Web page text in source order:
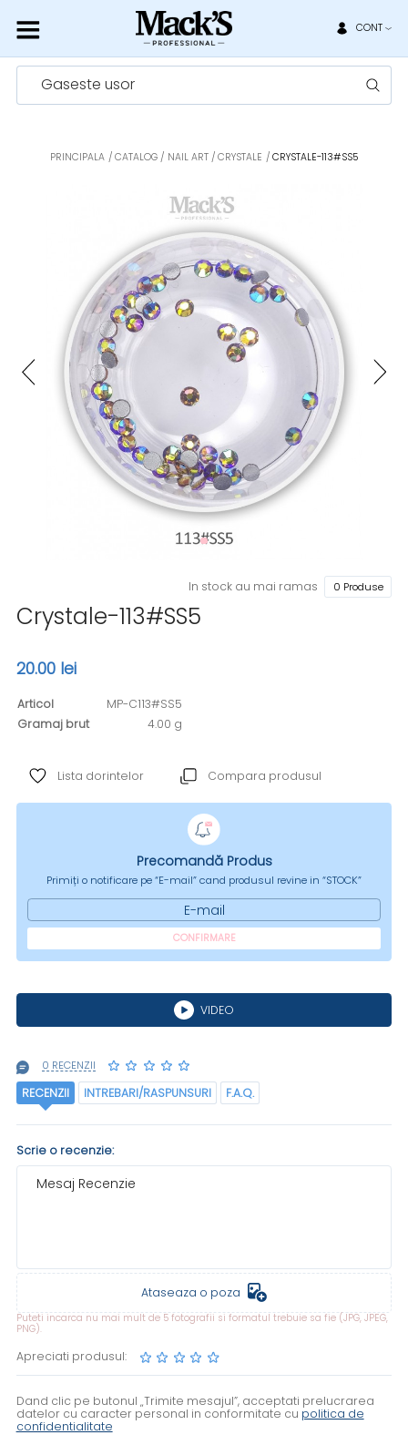
CONT
Gaseste usor
PRINCIPALA CATALOG NAIL ART CRYSTALE CRYSTALE-113#SS5
In stock au mai ramas 0 Produse
Crystale-113#SS5
20.00 lei
Articol
MP-C113#SS5
Gramaj brut
4.00 g
Lista dorintelor Compara produsul
Precomandă Produs
Primiți o notificare pe “E-mail” cand produsul revine in “STOCK”
E-mail
CONFIRMARE
VIDEO
0 RECENZII
RECENZII INTREBARI/RASPUNSURI F.A.Q.
Scrie o recenzie:
Mesaj Recenzie
Ataseaza o poza
Puteti incarca nu mai mult de 5 fotografii si formatul trebuie sa fie (JPG, JPEG,
PNG).
Apreciati produsul:
Dand clic pe butonul „Trimite mesajul”, acceptati prelucrarea
datelor cu caracter personal in conformitate cu politica de
confidentialitate